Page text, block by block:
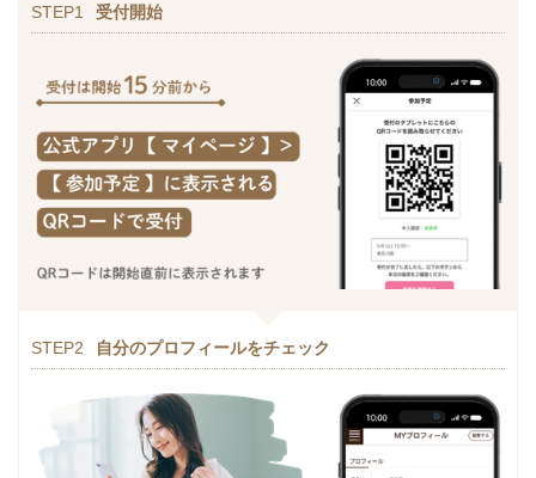
STEP1 受付開始
STEP2 自分のプロフィールをチェック